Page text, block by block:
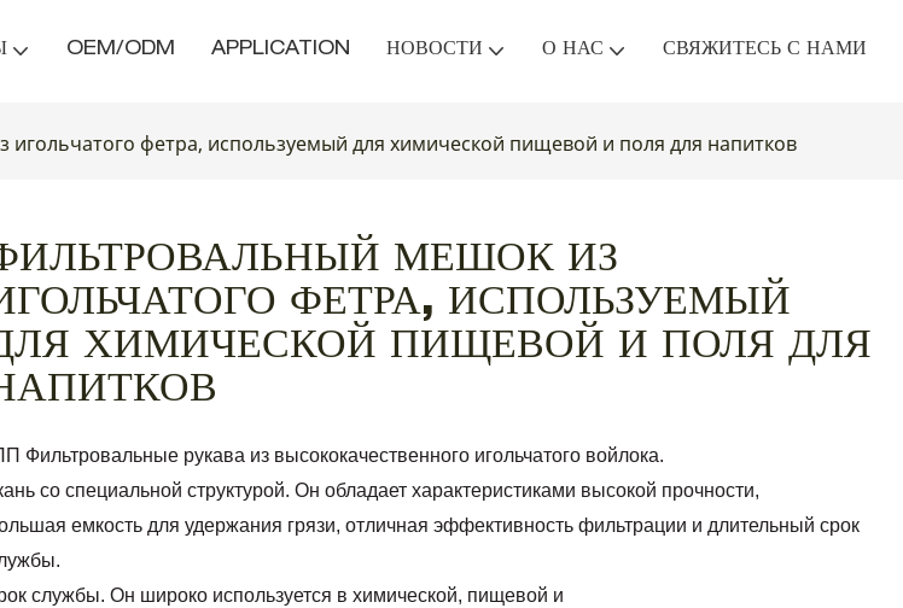
OEM/ODM APPLICATION НОВОСТИ О НАС СВЯЖИТЕСЬ С НАМИ
фетра, используемый для химической пищевой и поля для напитков
МЕШОК ИЗ
ФЕТРА, ИСПОЛЬЗУЕМЫЙ
ХИМИЧЕСКОЙ ПИЩЕВОЙ И ПОЛЯ ДЛЯ
Фильтровальные рукава из высококачественного игольчатого войлока.
со специальной структурой. Он обладает характеристиками высокой прочности,
емкость для удержания грязи, отличная эффективность фильтрации и длительный срок
службы. Он широко используется в химической, пищевой и